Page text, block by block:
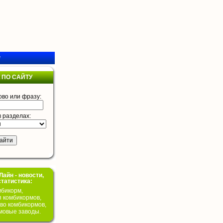
САЙТУ
или фразу:
разделах:
- новости,
комбикормов,
комбикормов,
заводы.